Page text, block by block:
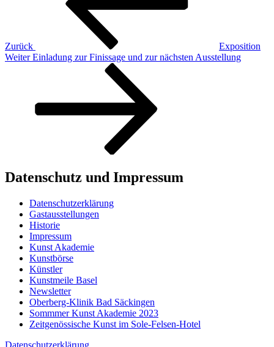
Zurück
Exposition
Nächster
Weiter Einladung zur Finissage und zur nächsten Ausstellung
Datenschutz und Impressum
Datenschutzerklärung
Gastausstellungen
Historie
Impressum
Kunst Akademie
Kunstbörse
Künstler
Kunstmeile Basel
Newsletter
Oberberg-Klinik Bad Säckingen
Sommmer Kunst Akademie 2023
Zeitgenössische Kunst im Sole-Felsen-Hotel
Datenschutzerklärung